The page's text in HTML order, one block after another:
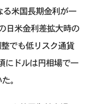
米国長期金利が一
日米金利差拡大時の
でも低リスク通貨
にドルは円相場で一
。